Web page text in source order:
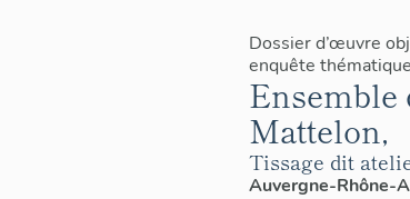
Dossier d’œuvre
enquête
Ensemble
Mattelon,
Tissage dit
Auvergne-Rhône-